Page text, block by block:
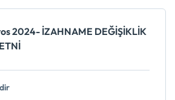
2024- İZAHNAME DEĞİŞİKLİK